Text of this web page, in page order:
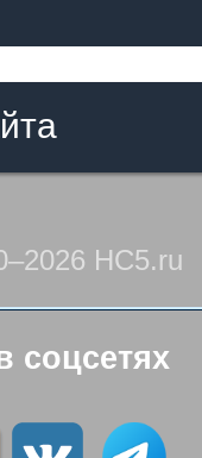
HC5.ru
соцсетях